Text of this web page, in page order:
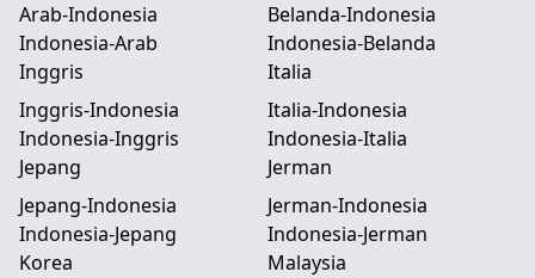
Arab-Indonesia
Indonesia-Arab
Belanda-Indonesia
Indonesia-Belanda
Inggris
Inggris-Indonesia
Indonesia-Inggris
Italia
Italia-Indonesia
Indonesia-Italia
Jepang
Jepang-Indonesia
Indonesia-Jepang
Jerman
Jerman-Indonesia
Indonesia-Jerman
Korea
Malaysia